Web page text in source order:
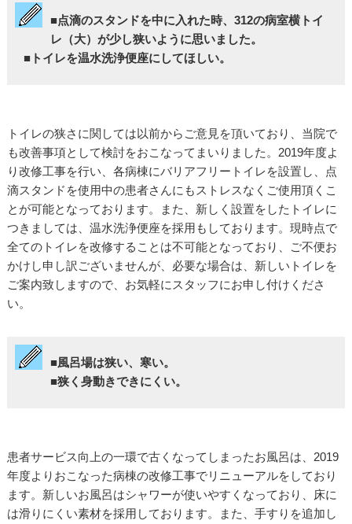
■点滴のスタンドを中に入れた時、312の病室横トイ
レ（大）が少し狭いように思いました。
■トイレを温水洗浄便座にしてほしい。
トイレの狭さに関しては以前からご意見を頂いており、当院で
も改善事項として検討をおこなってまいりました。2019年度よ
り改修工事を行い、各病棟にバリアフリートイレを設置し、点
滴スタンドを使用中の患者さんにもストレスなくご使用頂くこ
とが可能となっております。また、新しく設置をしたトイレに
つきましては、温水洗浄便座を採用もしております。現時点で
全てのトイレを改修することは不可能となっており、ご不便お
かけし申し訳ございませんが、必要な場合は、新しいトイレを
ご案内致しますので、お気軽にスタッフにお申し付けくださ
い。
■風呂場は狭い、寒い。
■狭く身動きできにくい。
患者サービス向上の一環で古くなってしまったお風呂は、2019
年度よりおこなった病棟の改修工事でリニューアルをしており
ます。新しいお風呂はシャワーが使いやすくなっており、床に
は滑りにくい素材を採用しております。また、手すりを追加し